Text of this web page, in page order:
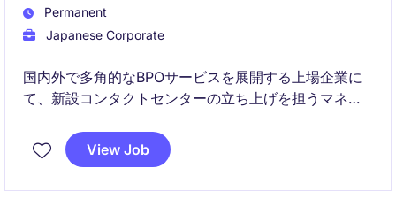
Permanent
Japanese Corporate
国内外で多角的なBPOサービスを展開する上場企業に
て、新設コンタクトセンターの立ち上げを担うマネー
View Job